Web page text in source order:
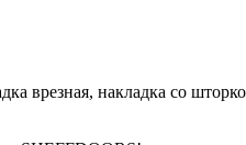
врезная, накладка со